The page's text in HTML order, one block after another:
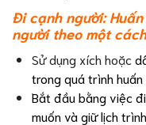
Đi cạnh người:
người theo một
Sử dụng xích hoặc
trong quá trình huấn
Bắt đầu bằng việc
muốn và giữ lịch